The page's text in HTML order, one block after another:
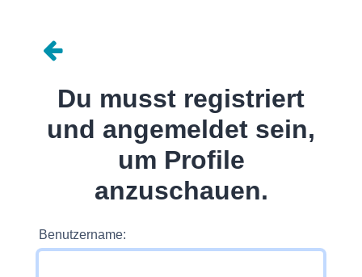
Du musst registriert
und angemeldet sein,
um Profile
anzuschauen.
Benutzername: